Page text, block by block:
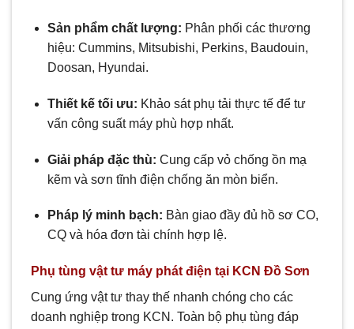
Sản phẩm chất lượng: Phân phối các thương
hiệu: Cummins, Mitsubishi, Perkins, Baudouin,
Doosan, Hyundai.
Thiết kế tối ưu: Khảo sát phụ tải thực tế để tư
vấn công suất máy phù hợp nhất.
Giải pháp đặc thù: Cung cấp vỏ chống ồn mạ
kẽm và sơn tĩnh điện chống ăn mòn biển.
Pháp lý minh bạch: Bàn giao đầy đủ hồ sơ CO,
CQ và hóa đơn tài chính hợp lệ.
Phụ tùng vật tư máy phát điện tại KCN Đồ Sơn
Cung ứng vật tư thay thế nhanh chóng cho các
doanh nghiệp trong KCN. Toàn bộ phụ tùng đáp